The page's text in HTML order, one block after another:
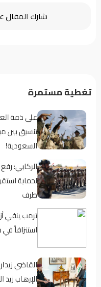
شارك المقال
تغطية مستمرة
على ذمة
تنسيق بين
السعودية!
الركابي:
لحماية
طرف
ترمب ينفي
استنزافاً
القاضي
الإرهاب